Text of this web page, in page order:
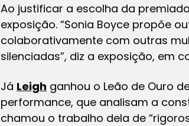
Ao justificar a escolha da
exposição. “Sonia Boyce propõe
colaborativamente com outras
silenciadas”, diz a exposição, em
Já Leigh ganhou o Leão de Ouro
performance, que analisam a
chamou o trabalho dela de